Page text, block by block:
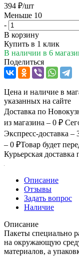
394 ₽/шт
Меньше 10
-
В корзину
Купить в 1 клик
В наличии в 6
Поделиться
Цена и наличие в
указанных на сайте
Доставка по
из магазина – 0 ₽
Экспресс-доставка –
– 0 ₽Товар будет
Курьерская
Описание
Отзывы
Задать вопрос
Наличие
Описание
Пакеты специально
на окружающую
материалов, а